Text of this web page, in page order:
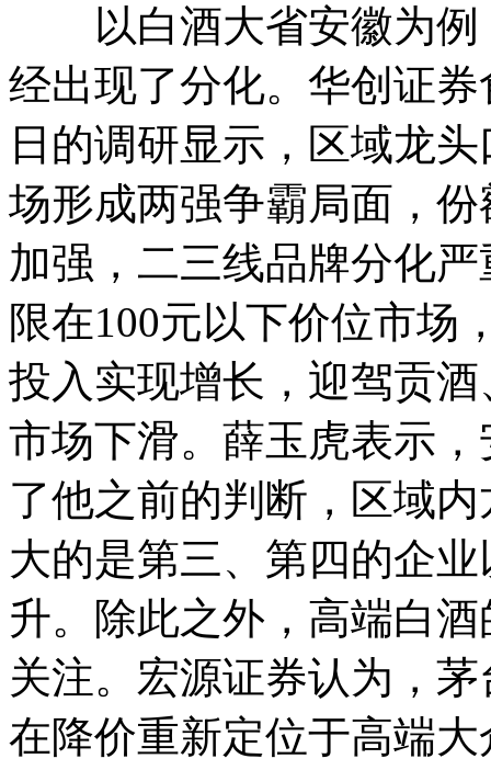
以白酒大省安徽为例
经出现了分化。华创证
日的调研显示，区域龙
场形成两强争霸局面，
加强，二三线品牌分化
限在100元以下价位市场
投入实现增长，迎驾贡
市场下滑。薛玉虎表示
了他之前的判断，区域
大的是第三、第四的企
升。除此之外，高端白
关注。宏源证券认为，
在降价重新定位于高端